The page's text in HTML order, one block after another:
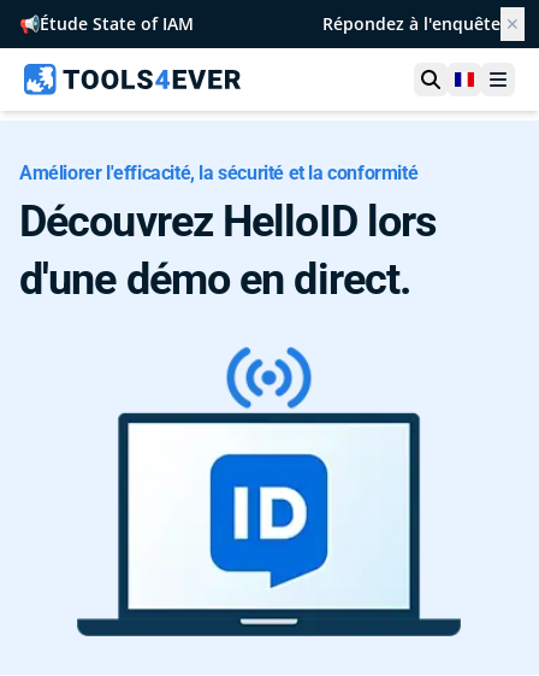
📢Étude State of IAM Répondez à l'enquête ✕
Ouvrir la
France
Améliorer l'efficacité, la sécurité et la conformité
Découvrez HelloID lors
d'une démo en direct.